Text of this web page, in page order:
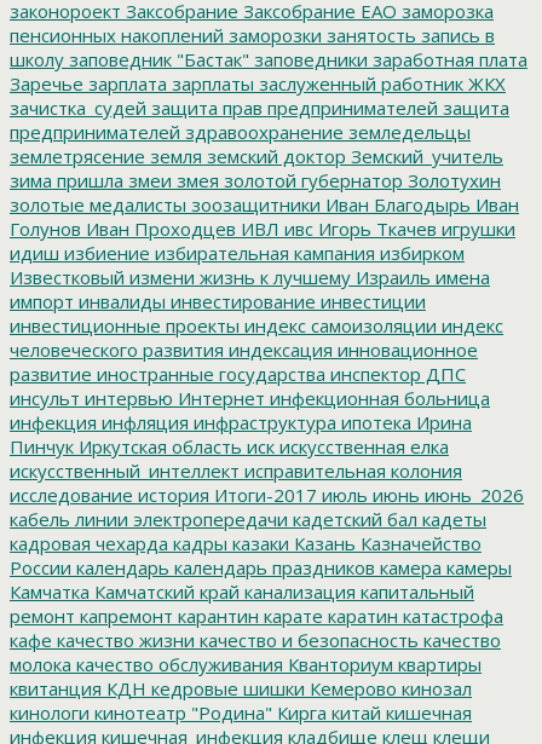
законороект Заксобрание Заксобрание ЕАО заморозка
пенсионных накоплений заморозки занятость запись в
школу заповедник "Бастак" заповедники заработная плата
Заречье зарплата зарплаты заслуженный работник ЖКХ
зачистка_судей защита прав предпринимателей защита
предпринимателей здравоохранение земледельцы
землетрясение земля земский доктор Земский_учитель
зима пришла змеи змея золотой губернатор Золотухин
золотые медалисты зоозащитники Иван Благодырь Иван
Голунов Иван Проходцев ИВЛ ивс Игорь Ткачев игрушки
идиш избиение избирательная кампания избирком
Известковый измени жизнь к лучшему Израиль имена
импорт инвалиды инвестирование инвестиции
инвестиционные проекты индекс самоизоляции индекс
человеческого развития индексация инновационное
развитие иностранные государства инспектор ДПС
инсульт интервью Интернет инфекционная больница
инфекция инфляция инфраструктура ипотека Ирина
Пинчук Иркутская область иск искусственная елка
искусственный_интеллект исправительная колония
исследование история Итоги-2017 июль июнь июнь_2026
кабель линии электропередачи кадетский бал кадеты
кадровая чехарда кадры казаки Казань Казначейство
России календарь календарь праздников камера камеры
Камчатка Камчатский край канализация капитальный
ремонт капремонт карантин карате каратин катастрофа
кафе качество жизни качество и безопасность качество
молока качество обслуживания Кванториум квартиры
квитанция КДН кедровые шишки Кемерово кинозал
кинологи кинотеатр "Родина" Кирга китай кишечная
инфекция кишечная_инфекция кладбище клещ клещи